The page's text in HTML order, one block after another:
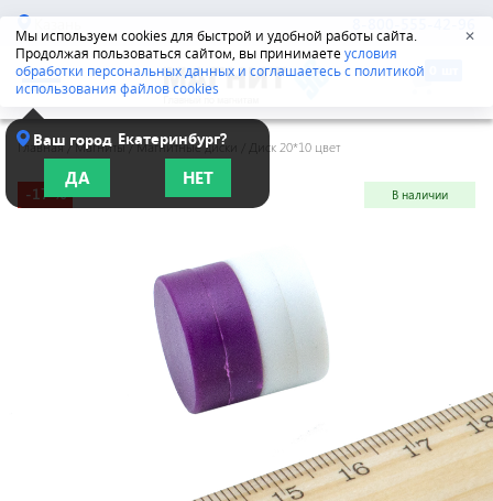
Мы используем cookies для быстрой и удобной работы сайта.
Продолжая пользоваться сайтом, вы принимаетеусловия
обработки персональных данных и соглашаетесь с политикой
использования файлов cookies
✕
Казань 8-800-555-42-96
Ваш город Екатеринбург?
ДА НЕТ
Главная /Магниты/Магнитные диски Диск 20*10 цвет
-17 % В наличии